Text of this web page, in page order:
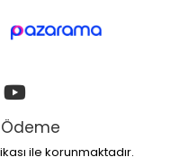
Ödeme
ile korunmaktadır.